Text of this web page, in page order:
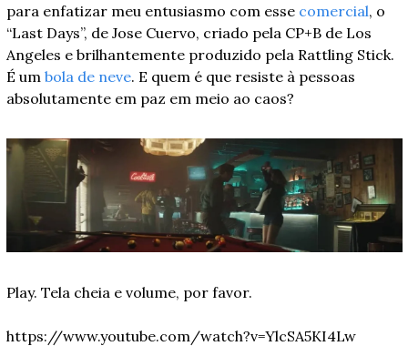
para enfatizar meu entusiasmo com esse comercial, o
“Last Days”, de Jose Cuervo, criado pela CP+B de Los
Angeles e brilhantemente produzido pela Rattling Stick.
É um bola de neve. E quem é que resiste à pessoas
absolutamente em paz em meio ao caos?
Play. Tela cheia e volume, por favor.
https://www.youtube.com/watch?v=YlcSA5KI4Lw